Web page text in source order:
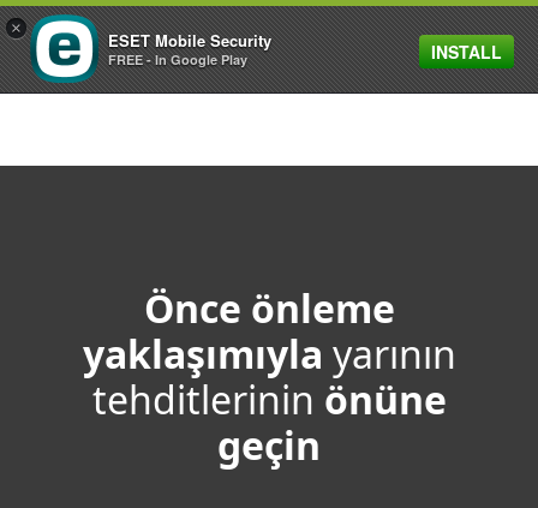
MENU
Önce önleme
yaklaşımıyla yarının
tehditlerinin önüne
geçin
×
ESET Mobile Security
FREE - In Google Play INSTALL